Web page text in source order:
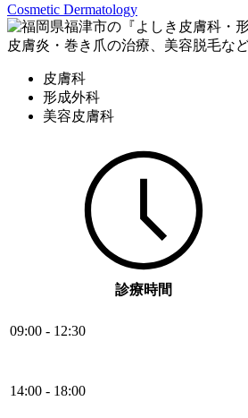
Cosmetic Dermatology
皮膚科
形成外科
美容皮膚科
診療時間
09:00 - 12:30
14:00 - 18:00